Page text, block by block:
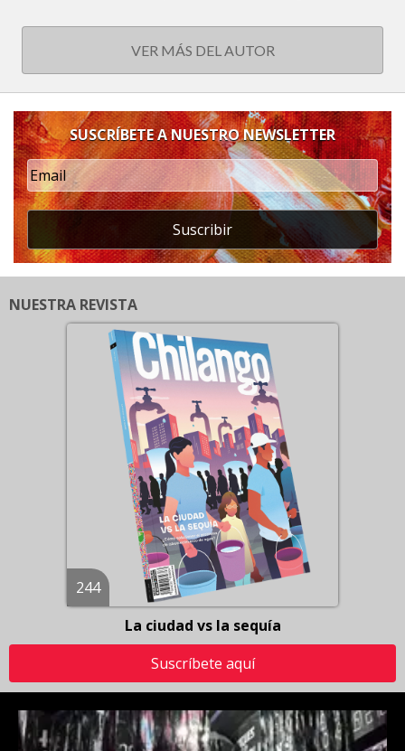
VER MÁS DEL AUTOR
SUSCRÍBETE A NUESTRO NEWSLETTER
Suscribir
NUESTRA REVISTA
244
La ciudad vs la sequía
Suscríbete aquí